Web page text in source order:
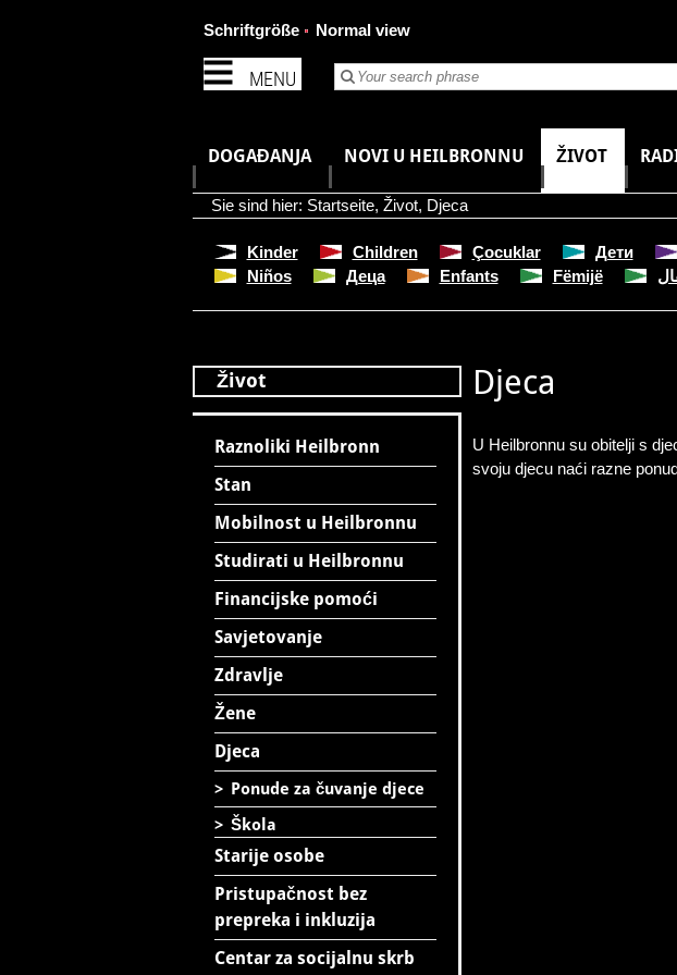
MENU
Schriftgröße Normal view
DOGAĐANJA NOVI U HEILBRONNU ŽIVOT
Sie sind hier: Startseite, Život, Djeca
Kinder Children Çocuklar Дети
Niños
Деца Enfants Fëmijë
Život
Raznoliki Heilbronn
Stan
Mobilnost u Heilbronnu
Studirati u Heilbronnu
Financijske pomoći
Savjetovanje
Zdravlje
Žene
Djeca
> Ponude za čuvanje djece
> Škola
Starije osobe
Pristupačnost bez
prepreka i inkluzija
Centar za socijalnu skrb
Djeca
U Heilbronnu su obitelji s
svoju djecu naći razne